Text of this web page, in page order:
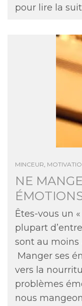
pour lire la suit
MINCEUR,
NE
Êtes-vous un
plupart
sont au moins
Manger ses
vers la
problèmes
nous